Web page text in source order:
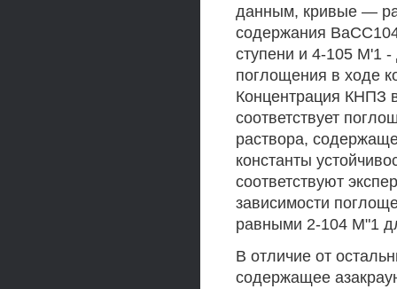
данным, кривые —
содержания
ступени и 4-105 М'1 -
поглощения в ходе
Концентрация КНПЗ
соответствует
раствора,
константы
соответствуют
зависимости
равными 2-104 М"1
В отличие от
содержащее